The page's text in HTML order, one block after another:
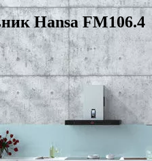
Hansa FM106.4